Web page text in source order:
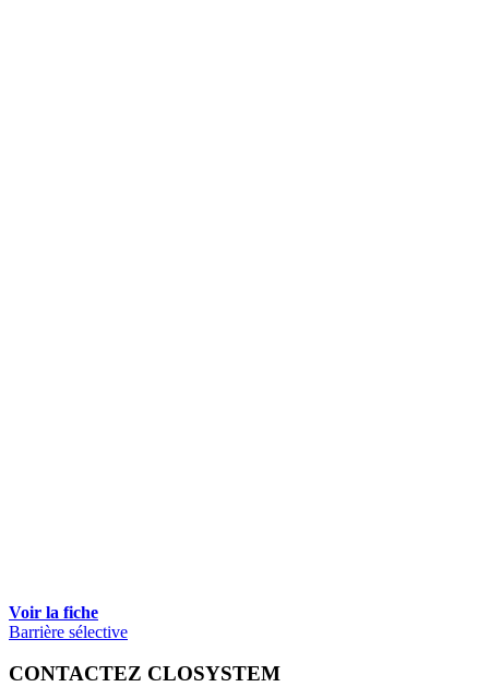
Voir la fiche
Barrière sélective
CONTACTEZ CLOSYSTEM